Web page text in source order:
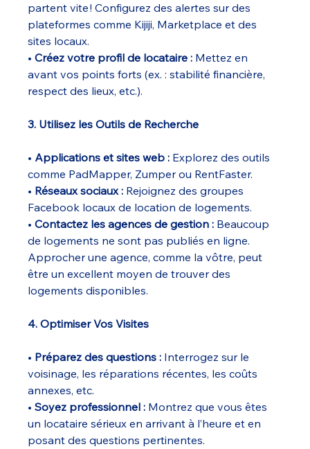
partent vite ! Configurez des alertes sur des
plateformes comme Kijiji, Marketplace et des
sites locaux.
• Créez votre profil de locataire : Mettez en
avant vos points forts (ex. : stabilité financière,
respect des lieux, etc.).
3. Utilisez les Outils de Recherche
• Applications et sites web : Explorez des outils
comme PadMapper, Zumper ou RentFaster.
• Réseaux sociaux : Rejoignez des groupes
Facebook locaux de location de logements.
• Contactez les agences de gestion : Beaucoup
de logements ne sont pas publiés en ligne.
Approcher une agence, comme la vôtre, peut
être un excellent moyen de trouver des
logements disponibles.
4. Optimiser Vos Visites
• Préparez des questions : Interrogez sur le
voisinage, les réparations récentes, les coûts
annexes, etc.
• Soyez professionnel : Montrez que vous êtes
un locataire sérieux en arrivant à l’heure et en
posant des questions pertinentes.